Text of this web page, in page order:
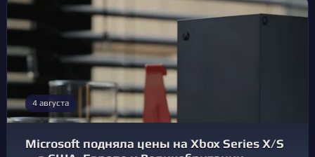
4 августа
Microsoft подняла цены на Xbox Series X/S